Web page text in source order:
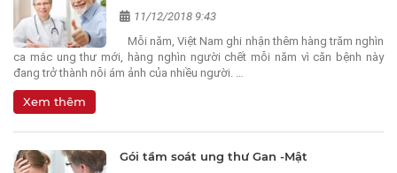
11/12/2018 9:43
Mỗi năm, Việt Nam ghi nhận thêm hàng trăm nghìn
ca mắc ung thư mới, hàng nghìn người chết mỗi năm vì căn bệnh này
đang trở thành nỗi ám ảnh của nhiều người. …
Xem thêm
Gói tầm soát ung thư Gan -Mật